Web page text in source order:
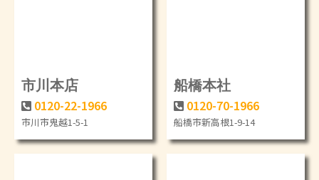
市川本店
0120-22-1966
市川市鬼越1-5-1
船橋本社
0120-70-1966
船橋市新高根1-9-14